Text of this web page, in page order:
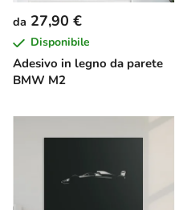
Adesivo in legno da parete
BMW M2
da 27,90 €
Disponibile